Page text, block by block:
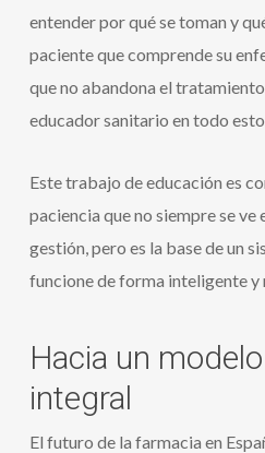
entender por qué se toman y
paciente que comprende su
que no abandona el
educador sanitario en todo
Este trabajo de educación es
paciencia que no siempre se ve
gestión, pero es la base de un
funcione de forma inteligente y
Hacia un
integral
El futuro de la farmacia en